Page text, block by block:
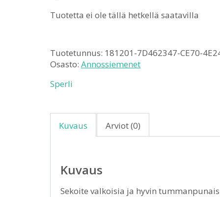
Tuotetta ei ole tällä hetkellä saatavilla
Tuotetunnus: 181201-7D462347-CE70-
Osasto: Annossiemenet
Sperli
Kuvaus Arviot (0)
Kuvaus
Sekoite valkoisia ja hyvin